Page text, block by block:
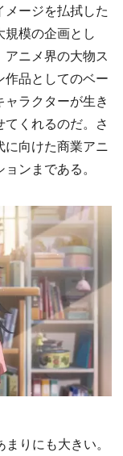
ージを払拭した
模の企画とし
ニメ界の大物ス
作品としてのベー
ラクターが生き
くれるのだ。さ
に向けた商業アニ
ンまである。
りにも大きい。